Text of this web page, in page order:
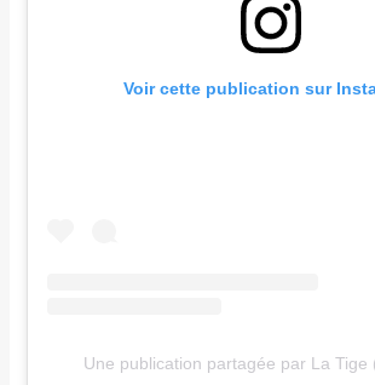
Voir cette publication sur
Une publication partagée par La Tige